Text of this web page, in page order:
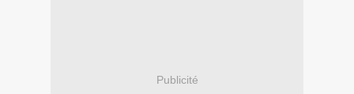
Publicité